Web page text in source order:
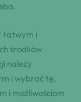
łatwym i
środków
należy
i ⁢wybrać tę,
i możliwościom